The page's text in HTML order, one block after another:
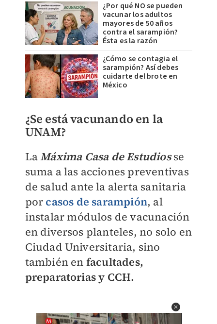
¿Por qué NO se pueden
vacunar los adultos
mayores de 50 años
contra el sarampión?
Ésta es la razón
¿Cómo se contagia el
sarampión? Así debes
cuidarte del brote en
México
¿Se está vacunando en la
UNAM?
LaMáxima Casa de Estudiosse
suma a las acciones preventivas
de salud ante la alerta sanitaria
por casos de sarampión, al
instalar módulos de vacunación
en diversos planteles, no solo en
Ciudad Universitaria, sino
también en facultades,
preparatorias y CCH.